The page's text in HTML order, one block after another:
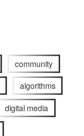
community
algorithms
digital media